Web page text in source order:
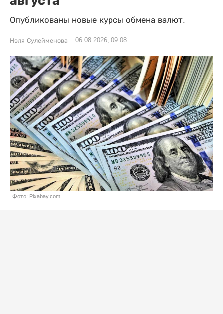
Опубликованы новые курсы обмена валют.
Нэля Сулейменова 06.08.2026, 09:08
Фото: Pixabay.com